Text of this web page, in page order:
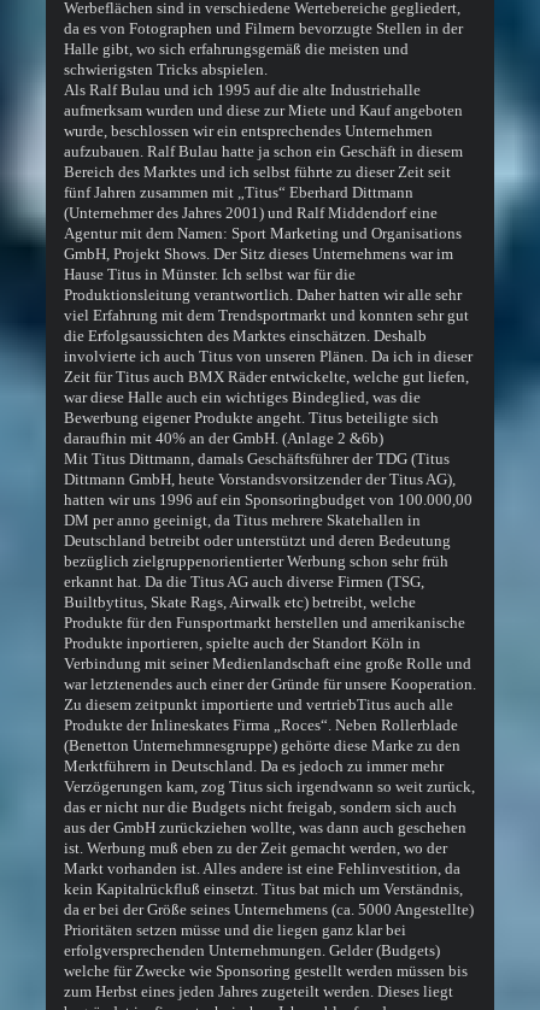
Werbeflächen sind in verschiedene Wertebereiche gegliedert,
da es von Fotographen und Filmern bevorzugte Stellen in der
Halle gibt, wo sich erfahrungsgemäß die meisten und
schwierigsten Tricks abspielen.
Als Ralf Bulau und ich 1995 auf die alte Industriehalle
aufmerksam wurden und diese zur Miete und Kauf angeboten
wurde, beschlossen wir ein entsprechendes Unternehmen
aufzubauen. Ralf Bulau hatte ja schon ein Geschäft in diesem
Bereich des Marktes und ich selbst führte zu dieser Zeit seit
fünf Jahren zusammen mit „Titus“ Eberhard Dittmann
(Unternehmer des Jahres 2001) und Ralf Middendorf eine
Agentur mit dem Namen: Sport Marketing und Organisations
GmbH, Projekt Shows. Der Sitz dieses Unternehmens war im
Hause Titus in Münster. Ich selbst war für die
Produktionsleitung verantwortlich. Daher hatten wir alle sehr
viel Erfahrung mit dem Trendsportmarkt und konnten sehr gut
die Erfolgsaussichten des Marktes einschätzen. Deshalb
involvierte ich auch Titus von unseren Plänen. Da ich in dieser
Zeit für Titus auch BMX Räder entwickelte, welche gut liefen,
war diese Halle auch ein wichtiges Bindeglied, was die
Bewerbung eigener Produkte angeht. Titus beteiligte sich
daraufhin mit 40% an der GmbH. (Anlage 2 &6b)
Mit Titus Dittmann, damals Geschäftsführer der TDG (Titus
Dittmann GmbH, heute Vorstandsvorsitzender der Titus AG),
hatten wir uns 1996 auf ein Sponsoringbudget von 100.000,00
DM per anno geeinigt, da Titus mehrere Skatehallen in
Deutschland betreibt oder unterstützt und deren Bedeutung
bezüglich zielgruppenorientierter Werbung schon sehr früh
erkannt hat. Da die Titus AG auch diverse Firmen (TSG,
Builtbytitus, Skate Rags, Airwalk etc) betreibt, welche
Produkte für den Funsportmarkt herstellen und amerikanische
Produkte inportieren, spielte auch der Standort Köln in
Verbindung mit seiner Medienlandschaft eine große Rolle und
war letztenendes auch einer der Gründe für unsere Kooperation.
Zu diesem zeitpunkt importierte und vertriebTitus auch alle
Produkte der Inlineskates Firma „Roces“. Neben Rollerblade
(Benetton Unternehmnesgruppe) gehörte diese Marke zu den
Merktführern in Deutschland. Da es jedoch zu immer mehr
Verzögerungen kam, zog Titus sich irgendwann so weit zurück,
das er nicht nur die Budgets nicht freigab, sondern sich auch
aus der GmbH zurückziehen wollte, was dann auch geschehen
ist. Werbung muß eben zu der Zeit gemacht werden, wo der
Markt vorhanden ist. Alles andere ist eine Fehlinvestition, da
kein Kapitalrückfluß einsetzt. Titus bat mich um Verständnis,
da er bei der Größe seines Unternehmens (ca. 5000 Angestellte)
Prioritäten setzen müsse und die liegen ganz klar bei
erfolgversprechenden Unternehmungen. Gelder (Budgets)
welche für Zwecke wie Sponsoring gestellt werden müssen bis
zum Herbst eines jeden Jahres zugeteilt werden. Dieses liegt